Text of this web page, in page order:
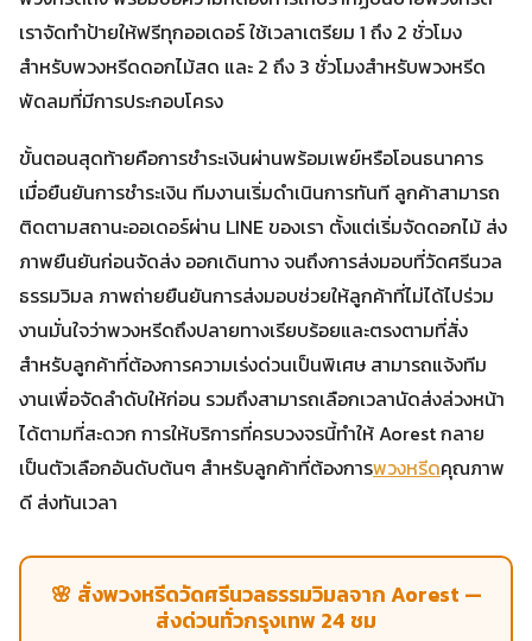
เราจัดทำป้ายให้ฟรีทุกออเดอร์ ใช้เวลาเตรียม 1 ถึง 2 ชั่วโมง
สำหรับพวงหรีดดอกไม้สด และ 2 ถึง 3 ชั่วโมงสำหรับพวงหรีด
พัดลมที่มีการประกอบโครง
ขั้นตอนสุดท้ายคือการชำระเงินผ่านพร้อมเพย์หรือโอนธนาคาร
เมื่อยืนยันการชำระเงิน ทีมงานเริ่มดำเนินการทันที ลูกค้าสามารถ
ติดตามสถานะออเดอร์ผ่าน LINE ของเรา ตั้งแต่เริ่มจัดดอกไม้ ส่ง
ภาพยืนยันก่อนจัดส่ง ออกเดินทาง จนถึงการส่งมอบที่วัดศรีนวล
ธรรมวิมล ภาพถ่ายยืนยันการส่งมอบช่วยให้ลูกค้าที่ไม่ได้ไปร่วม
งานมั่นใจว่าพวงหรีดถึงปลายทางเรียบร้อยและตรงตามที่สั่ง
สำหรับลูกค้าที่ต้องการความเร่งด่วนเป็นพิเศษ สามารถแจ้งทีม
งานเพื่อจัดลำดับให้ก่อน รวมถึงสามารถเลือกเวลานัดส่งล่วงหน้า
ได้ตามที่สะดวก การให้บริการที่ครบวงจรนี้ทำให้ Aorest กลาย
เป็นตัวเลือกอันดับต้นๆ สำหรับลูกค้าที่ต้องการพวงหรีดคุณภาพ
ดี ส่งทันเวลา
🌸 สั่งพวงหรีดวัดศรีนวลธรรมวิมลจาก Aorest —
ส่งด่วนทั่วกรุงเทพ 24 ชม